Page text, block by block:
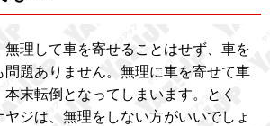
理して車を寄せることはせず、車を
問題ありません。無理に車を寄せて車
末転倒となってしまいます。とく
ジは、無理をしない方がいいでしょ